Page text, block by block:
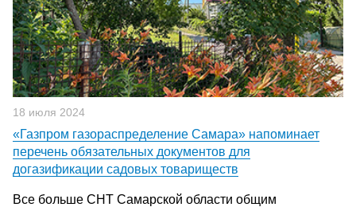
18 июля 2024
«Газпром газораспределение Самара» напоминает
перечень обязательных документов для
догазификации садовых товариществ
Все больше СНТ Самарской области общим